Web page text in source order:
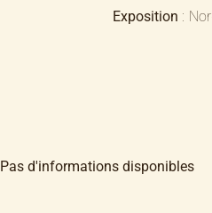
Exposition
Pas d'informations disponibles